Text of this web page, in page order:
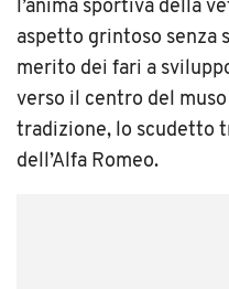
l’anima sportiva della
aspetto grintoso senza
merito dei fari a
verso il centro del
tradizione, lo scudetto
dell’Alfa Romeo.